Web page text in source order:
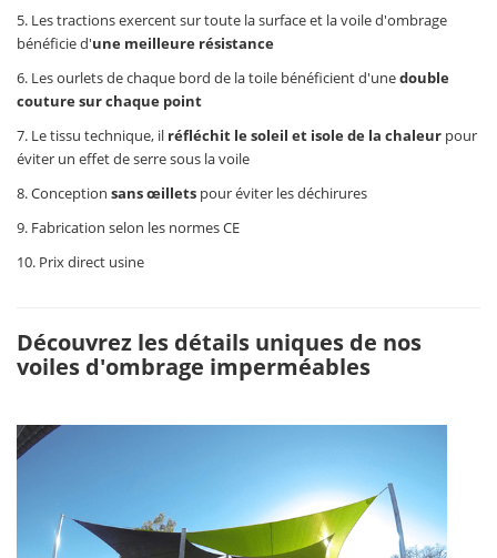
5. Les tractions exercent sur toute la surface et la voile d'ombrage
bénéficie d'une meilleure résistance
6. Les ourlets de chaque bord de la toile bénéficient d'unedouble
couture sur chaque point
7. Le tissu technique, il réfléchit le soleil et isole de la chaleur pour
éviter un effet de serre sous la voile
8. Conception sans œillets pour éviter les déchirures
9. Fabrication selon les normes CE
10. Prix direct usine
Découvrez les détails uniques de nos
voiles d'ombrage imperméables